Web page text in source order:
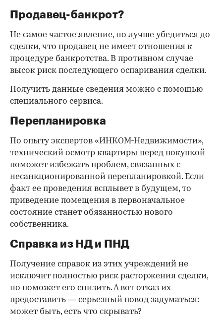
Продавец-банкрот?
Не самое частое явление, но лучше убедиться до
сделки, что продавец не имеет отношения к
процедуре банкротства. В противном случае
высок риск последующего оспаривания сделки.
Получить данные сведения можно с помощью
специального сервиса.
Перепланировка
По опыту экспертов «ИНКОМ-Недвижимости»,
технический осмотр квартиры перед покупкой
поможет избежать проблем, связанных с
несанкционированной перепланировкой. Если
факт ее проведения всплывет в будущем, то
приведение помещения в первоначальное
состояние станет обязанностью нового
собственника.
Справка из НД и ПНД
Получение справок из этих учреждений не
исключит полностью риск расторжения сделки,
но поможет его снизить. А вот отказ их
предоставить — серьезный повод задуматься:
может быть, есть что скрывать?